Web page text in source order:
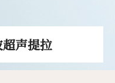
声提拉